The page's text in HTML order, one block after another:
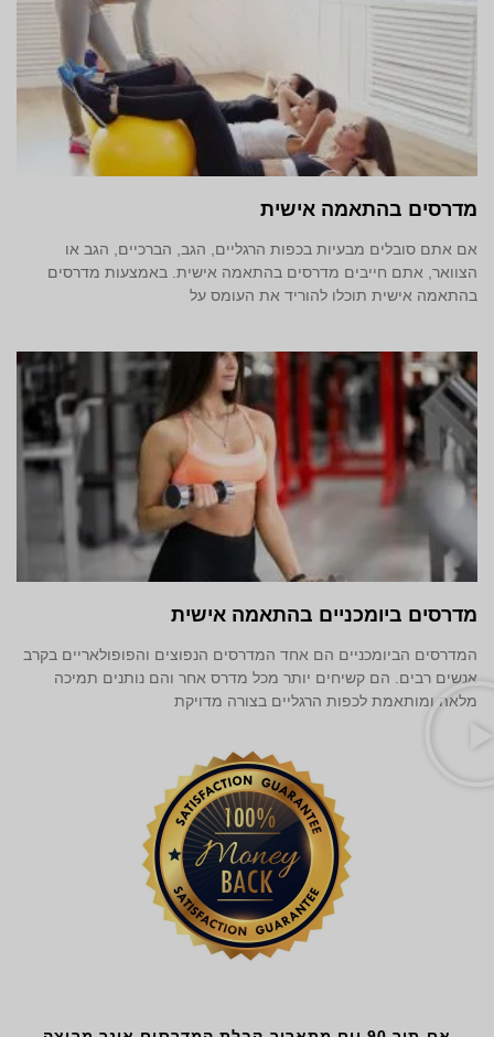
מדרסים בהתאמה אישית
אם אתם סובלים מבעיות בכפות הרגליים, הגב, הברכיים, הגב או
הצוואר, אתם חייבים מדרסים בהתאמה אישית. באמצעות מדרסים
בהתאמה אישית תוכלו להוריד את העומס על
מדרסים ביומכניים בהתאמה אישית
המדרסים הביומכניים הם אחד המדרסים הנפוצים והפופולאריים בקרב
אנשים רבים. הם קשיחים יותר מכל מדרס אחר והם נותנים תמיכה
מלאה ומותאמת לכפות הרגליים בצורה מדויקת